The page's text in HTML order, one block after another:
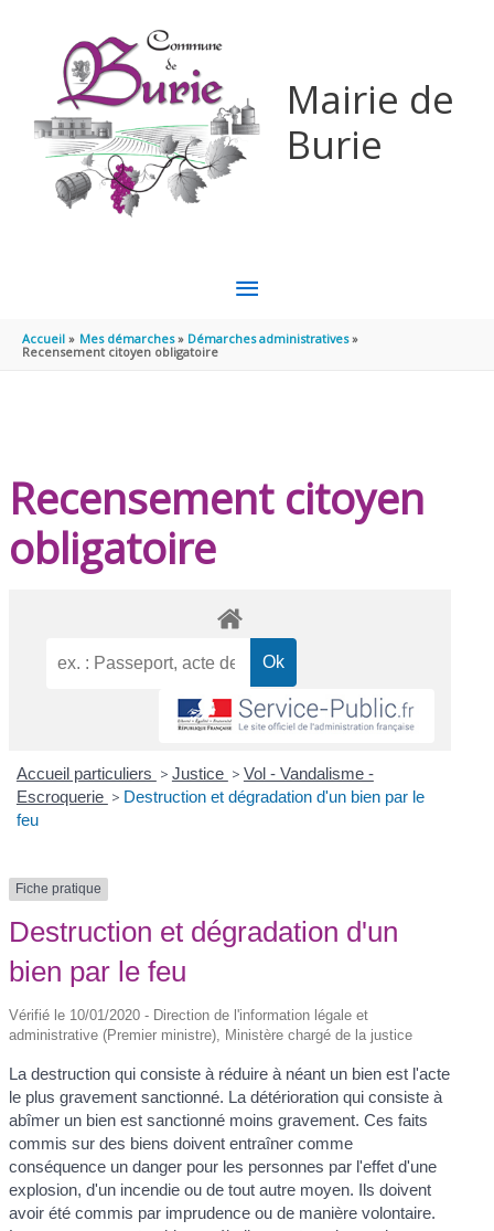
Mairie de
Burie
MENU
PRINCIPAL
Accueil Mes démarches
Démarches administratives
Recensement citoyen obligatoire
Recensement citoyen
obligatoire
Accueil particuliers > Justice > Vol - Vandalisme -
Escroquerie > Destruction et dégradation d'un bien par le
feu
Fiche pratique
Destruction et dégradation d'un
bien par le feu
Vérifié le 10/01/2020 - Direction de l'information légale et
administrative (Premier ministre), Ministère chargé de la justice
La destruction qui consiste à réduire à néant un bien est l'acte
le plus gravement sanctionné. La détérioration qui consiste à
abîmer un bien est sanctionné moins gravement. Ces faits
commis sur des biens doivent entraîner comme
conséquence un danger pour les personnes par l'effet d'une
explosion, d'un incendie ou de tout autre moyen. Ils doivent
avoir été commis par imprudence ou de manière volontaire.